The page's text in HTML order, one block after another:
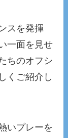
スを発揮
一面を見せ
ちのオフシ
くご紹介し
いプレーを